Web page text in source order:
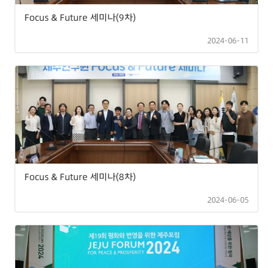
Focus & Future 세미나(9차)
2024-06-11
Focus & Future 세미나(8차)
2024-06-05